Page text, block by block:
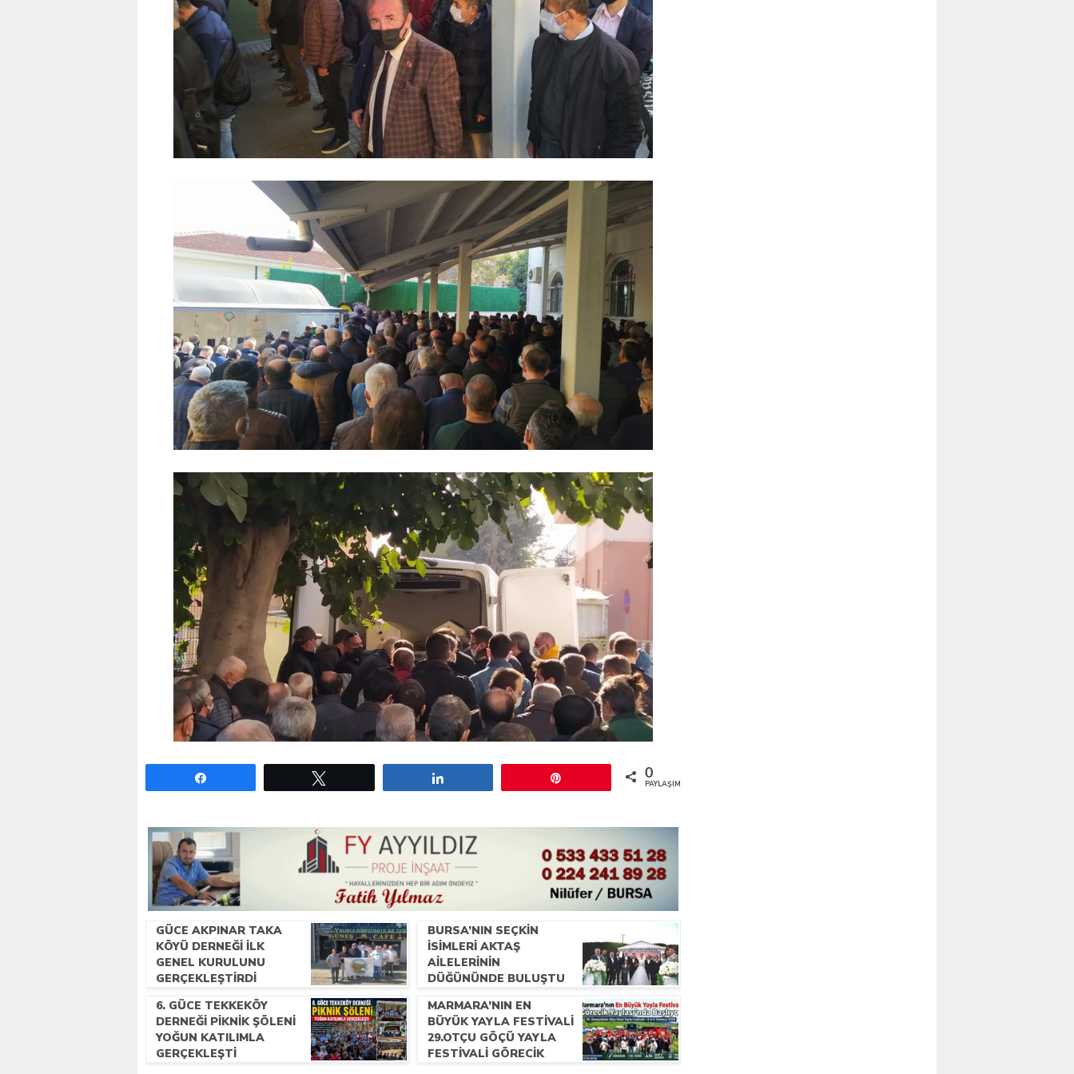
0
PAYLAŞIMLAR
GÜCE AKPINAR TAKA
KÖYÜ DERNEĞI İLK
GENEL KURULUNU
GERÇEKLEŞTIRDI
BURSA’NIN SEÇKIN
İSIMLERI AKTAŞ
AILELERININ
DÜĞÜNÜNDE BULUŞTU
6. GÜCE TEKKEKÖY
DERNEĞI PIKNIK ŞÖLENI
YOĞUN KATILIMLA
GERÇEKLEŞTI
MARMARA’NIN EN
BÜYÜK YAYLA FESTIVALI
29.OTÇU GÖÇÜ YAYLA
FESTIVALI GÖRECIK